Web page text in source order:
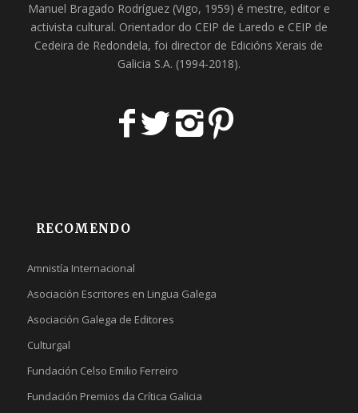
Manuel Bragado Rodríguez (Vigo, 1959) é mestre, editor e
activista cultural. Orientador do CEIP de Laredo e CEIP de
Cedeira de Redondela, foi director de Edicións Xerais de
Galicia S.A. (1994-2018).
RECOMENDO
Amnistía Internacional
Asociación Escritores en Lingua Galega
Asociación Galega de Editores
Culturgal
Fundación Celso Emilio Ferreiro
Fundación Premios da Crítica Galicia